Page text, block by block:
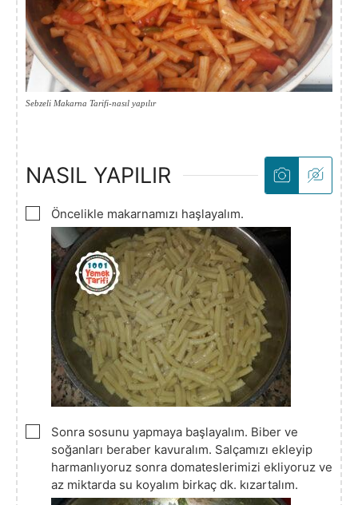
Sebzeli Makarna Tarifi-nasıl yapılır
NASIL YAPILIR
▢
Öncelikle makarnamızı haşlayalım.
▢
Sonra sosunu yapmaya başlayalım. Biber ve
soğanları beraber kavuralım. Salçamızı ekleyip
harmanlıyoruz sonra domateslerimizi ekliyoruz ve
az miktarda su koyalım birkaç dk. kızartalım.